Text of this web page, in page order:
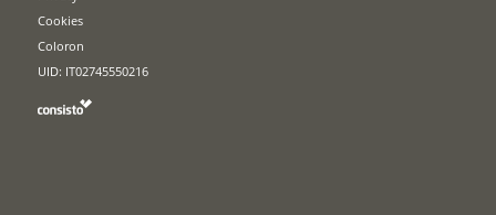
Cookies
Coloron
UID: IT02745550216